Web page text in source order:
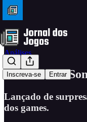
Inscreva-se Entrar
Análises
God of War
Lançado de
dos games.